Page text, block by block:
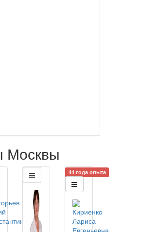
Москвы
44 года опыта